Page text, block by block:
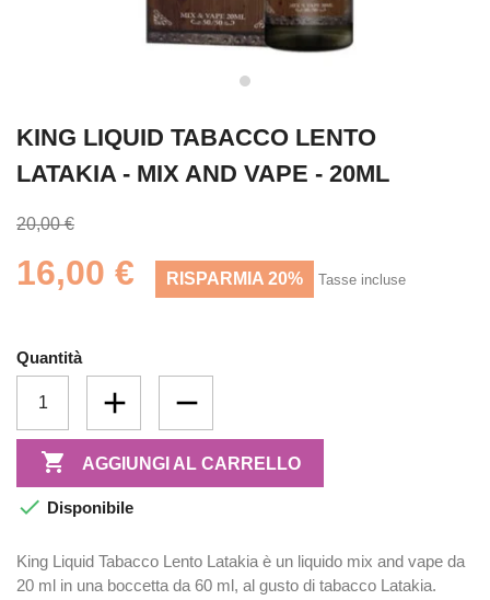
KING LIQUID TABACCO LENTO
LATAKIA - MIX AND VAPE - 20ML
20,00 €
16,00 € RISPARMIA 20% Tasse incluse
Quantità
 AGGIUNGI AL CARRELLO
 Disponibile
King Liquid Tabacco Lento Latakia è un liquido mix and vape da
20 ml in una boccetta da 60 ml, al gusto di tabacco Latakia.​